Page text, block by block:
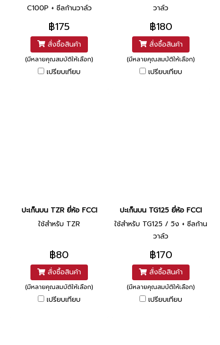
C100P + ซีลก้านวาล์ว
฿175
สั่งซื้อสินค้า
(มีหลายคุณสมบัติให้เลือก)
เปรียบเทียบ
วาล์ว
฿180
สั่งซื้อสินค้า
(มีหลายคุณสมบัติให้เลือก)
เปรียบเทียบ
ปะเก็นบน TZR ยี่ห้อ FCCI
ใช้สำหรับ TZR
฿80
สั่งซื้อสินค้า
(มีหลายคุณสมบัติให้เลือก)
เปรียบเทียบ
ปะเก็นบน TG125 ยี่ห้อ FCCI
ใช้สำหรับ TG125 / วิง + ซีลก้าน
วาล์ว
฿170
สั่งซื้อสินค้า
(มีหลายคุณสมบัติให้เลือก)
เปรียบเทียบ